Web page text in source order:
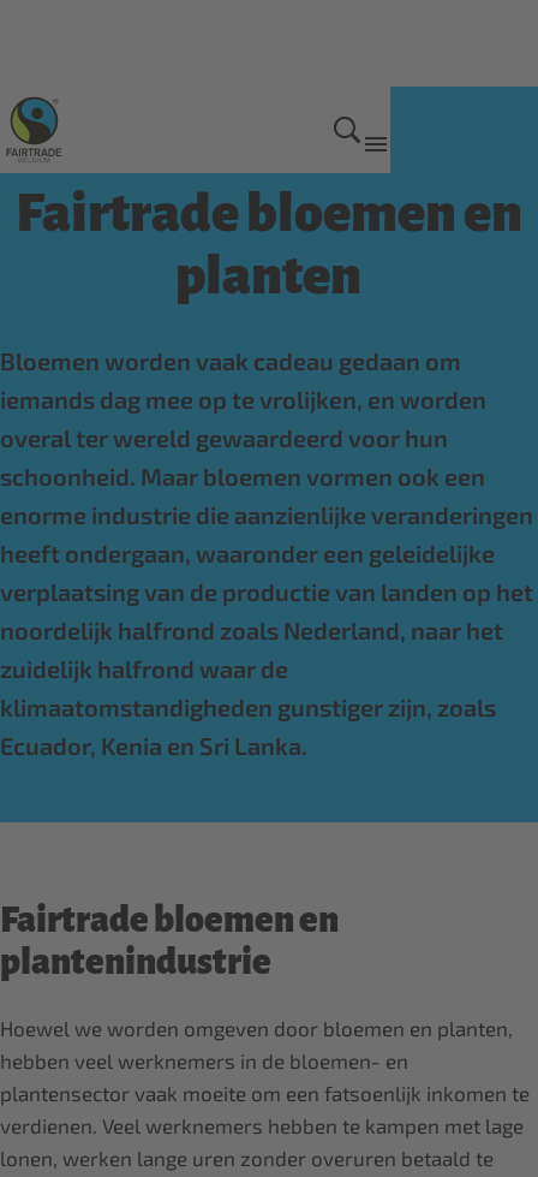
Onze Fairtrade producten
Fairtrade bloemen en
planten
Bloemen worden vaak cadeau gedaan om
iemands dag mee op te vrolijken, en worden
overal ter wereld gewaardeerd voor hun
schoonheid. Maar bloemen vormen ook een
enorme industrie die aanzienlijke veranderingen
heeft ondergaan, waaronder een geleidelijke
verplaatsing van de productie van landen op het
noordelijk halfrond zoals Nederland, naar het
zuidelijk halfrond waar de
klimaatomstandigheden gunstiger zijn, zoals
Ecuador, Kenia en Sri Lanka.
Fairtrade bloemen en
plantenindustrie
Hoewel we worden omgeven door bloemen en planten,
hebben veel werknemers in de bloemen- en
plantensector vaak moeite om een fatsoenlijk inkomen te
verdienen. Veel werknemers hebben te kampen met lage
lonen, werken lange uren zonder overuren betaald te